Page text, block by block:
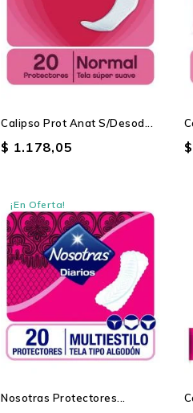
Calipso Prot Anat S/desod...
$ 1.178,05
¡En Oferta!
Nosotras Protectores...